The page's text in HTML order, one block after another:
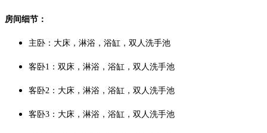
房间细节：
主卧：大床，淋浴，浴缸，双人洗手池
客卧1：双床， 淋浴，浴缸，双人洗手池
客卧2：大床， 淋浴，浴缸，双人洗手池
客卧3： 大床，淋浴，浴缸，双人洗手池